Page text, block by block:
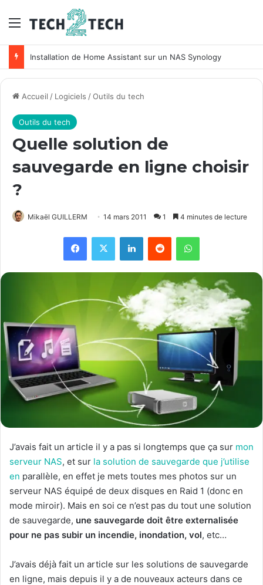
Menu
Installation de Home Assistant sur un NAS Synology
Accueil / Logiciels /Outils du tech
Outils du tech
Quelle solution de
sauvegarde en ligne choisir
?
Mikaël GUILLERM 14 mars 2011 1 4 minutes de lecture
J’avais fait un article il y a pas si longtemps que ça sur mon
serveur NAS, et sur la solution de sauvegarde que j’utilise
en parallèle, en effet je mets toutes mes photos sur un
serveur NAS équipé de deux disques en Raid 1 (donc en
mode miroir). Mais en soi ce n’est pas du tout une solution
de sauvegarde, une sauvegarde doit être externalisée
pour ne pas subir un incendie, inondation, vol, etc…
J’avais déjà fait un article sur les solutions de sauvegarde
en ligne, mais depuis il y a de nouveaux acteurs dans ce